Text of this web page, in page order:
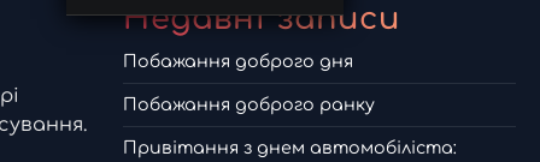
Недавні записи
Побажання доброго дня
Побажання доброго ранку
Привітання з днем автомобіліста: